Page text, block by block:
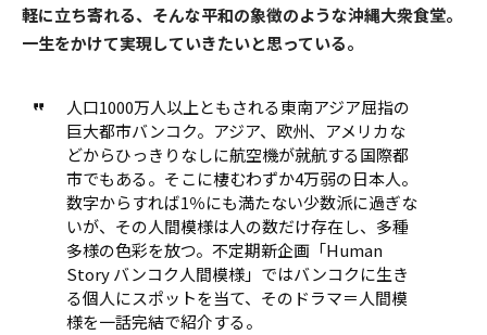
軽に立ち寄れる、そんな平和の象徴のような沖縄大衆食堂。
一生をかけて実現していきたいと思っている。
人口1000万人以上ともされる東南アジア屈指の
巨大都市バンコク。アジア、欧州、アメリカな
どからひっきりなしに航空機が就航する国際都
市でもある。そこに棲むわずか4万弱の日本人。
数字からすれば1％にも満たない少数派に過ぎな
いが、その人間模様は人の数だけ存在し、多種
多様の色彩を放つ。不定期新企画「Human
Story バンコク人間模様」ではバンコクに生き
る個人にスポットを当て、そのドラマ＝人間模
様を一話完結で紹介する。